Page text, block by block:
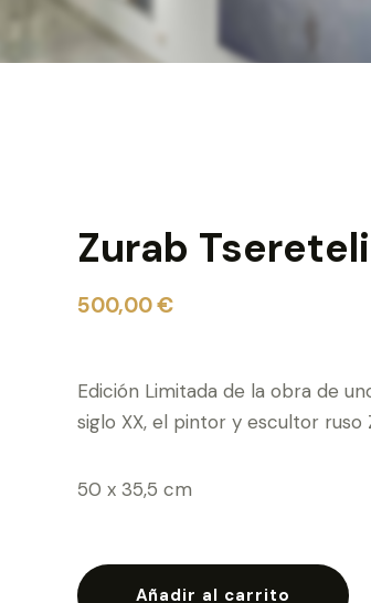
Zurab
500,00€
Edición Limitada de la obra de
siglo XX, el pintor y escultor ruso
50 x 35,5 cm
Añadir al carrito